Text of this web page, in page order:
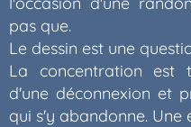
pas que.
Le dessin est une
La concentration est
d'une déconnexion et
qui s'y abandonne. Une